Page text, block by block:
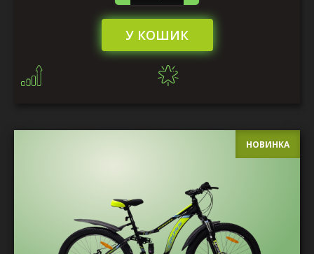
У КОШИК
НОВИНКА